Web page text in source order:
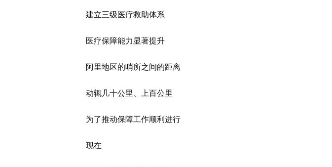
建立三级医疗救助体系
医疗保障能力显著提升
阿里地区的哨所之间的距离
动辄几十公里、上百公里
为了推动保障工作顺利进行
现在